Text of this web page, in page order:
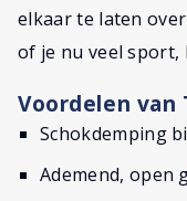
elkaar te laten
of je nu veel
Voordelen van
Schokdemping
Ademend, open